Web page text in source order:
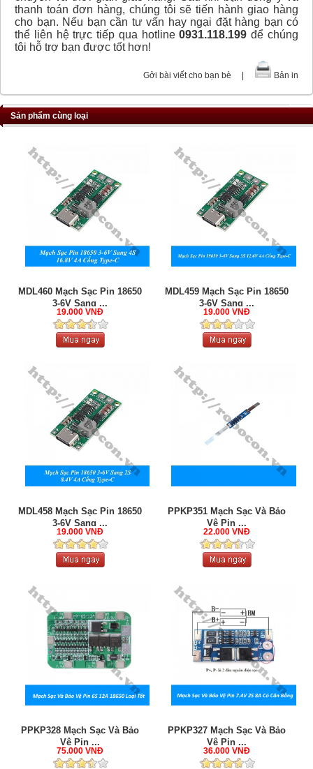
thanh toán đơn hàng, chúng tôi sẽ tiến hành giao hàng
cho bạn. Nếu bạn cần tư vấn hay ngại đặt hàng bạn có
thể liên hệ trực tiếp qua hotline0931.118.199 để chúng
tôi hỗ trợ bạn được tốt hơn!
Gởi bài viết cho bạn bè Bản in
Sản phẩm cùng loại
MDL460 Mạch Sạc Pin 18650
3-6V Sang ...
19.000 VNĐ
MDL459 Mạch Sạc Pin 18650
3-6V Sang ...
19.000 VNĐ
MDL458 Mạch Sạc Pin 18650
3-6V Sang ...
19.000 VNĐ
PPKP351 Mạch Sạc Và Bảo
Vệ Pin ...
22.000 VNĐ
PPKP328 Mạch Sạc Và Bảo
Vệ Pin ...
75.000 VNĐ
PPKP327 Mạch Sạc Và Bảo
Vệ Pin ...
36.000 VNĐ